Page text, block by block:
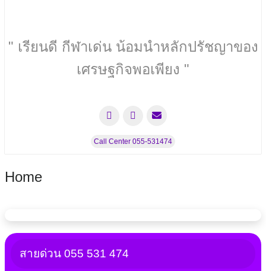
" เรียนดี กีฬาเด่น น้อมนำหลักปรัชญาของ
เศรษฐกิจพอเพียง "
Call Center 055-531474
Home
สายด่วน 055 531 474